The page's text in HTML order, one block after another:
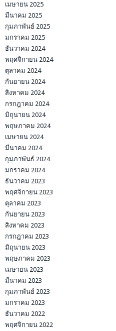
เมษายน 2025
มีนาคม 2025
กุมภาพันธ์ 2025
มกราคม 2025
ธันวาคม 2024
พฤศจิกายน 2024
ตุลาคม 2024
กันยายน 2024
สิงหาคม 2024
กรกฎาคม 2024
มิถุนายน 2024
พฤษภาคม 2024
เมษายน 2024
มีนาคม 2024
กุมภาพันธ์ 2024
มกราคม 2024
ธันวาคม 2023
พฤศจิกายน 2023
ตุลาคม 2023
กันยายน 2023
สิงหาคม 2023
กรกฎาคม 2023
มิถุนายน 2023
พฤษภาคม 2023
เมษายน 2023
มีนาคม 2023
กุมภาพันธ์ 2023
มกราคม 2023
ธันวาคม 2022
พฤศจิกายน 2022